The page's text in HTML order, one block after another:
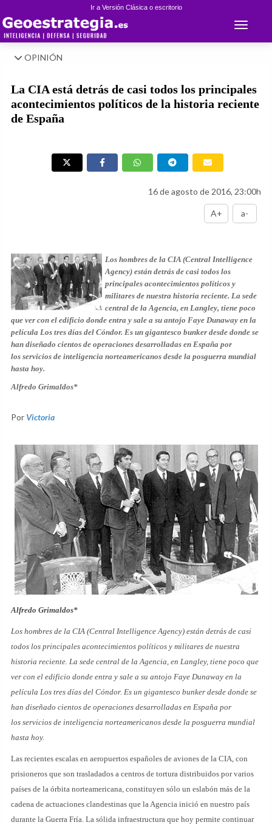
Ir a Versión Clásica o escritorio
Toggle
OPINIÓN
La CIA está detrás de casi todos los principales
acontecimientos políticos de la historia reciente
de España
16 de agosto de 2016, 23:00h
A+ a-
Los hombres de la CIA (Central Intelligence
Agency) están detrás de casi todos los
principales acontecimientos políticos y
militares de nuestra historia reciente. La sede
central de la Agencia, en Langley, tiene poco
que ver con el edificio donde entra y sale a su antojo Faye Dunaway en la
película Los tres días del Cóndor. Es un gigantesco bunker desde donde se
han diseñado cientos de operaciones desarrolladas en España por
los servicios de inteligencia norteamericanos desde la posguerra mundial
hasta hoy.
Alfredo Grimaldos*
Por Victoria
Alfredo Grimaldos*
Los hombres de la CIA (Central Intelligence Agency) están detrás de casi
todos los principales acontecimientos políticos y militares de nuestra
historia reciente. La sede central de la Agencia, en Langley, tiene poco que
ver con el edificio donde entra y sale a su antojo Faye Dunaway en la
película Los tres días del Cóndor. Es un gigantesco bunker desde donde se
han diseñado cientos de operaciones desarrolladas en España por
los servicios de inteligencia norteamericanos desde la posguerra mundial
hasta hoy.
Las recientes escalas en aeropuertos españoles de aviones de la CIA, con
prisioneros que son trasladados a centros de tortura distribuidos por varios
países de la órbita norteamericana, constituyen sólo un eslabón más de la
cadena de actuaciones clandestinas que la Agencia inició en nuestro país
durante la Guerra Fría. La sólida infraestructura que hoy permite continuar